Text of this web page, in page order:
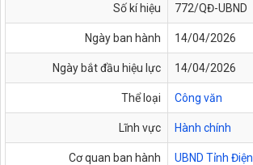
Số kí hiệu 772/QĐ-UBND
Ngày ban hành 14/04/2026
Ngày bắt đầu hiệu lực 14/04/2026
Thể loại Công văn
Lĩnh vực Hành chính
Cơ quan ban hành UBND Tỉnh